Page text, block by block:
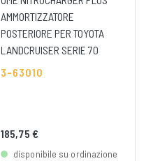
AMMORTIZZATORE
POSTERIORE PER TOYOTA
LANDCRUISER SERIE 70
3-63010
185,75 €
disponibile su ordinazione